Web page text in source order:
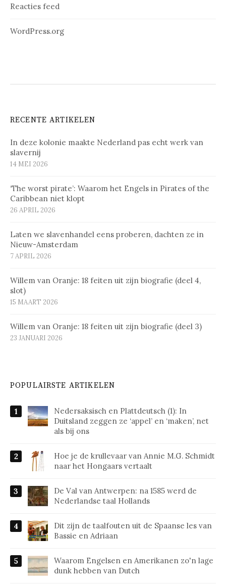
Reacties feed
WordPress.org
RECENTE ARTIKELEN
In deze kolonie maakte Nederland pas echt werk van
slavernij
14 MEI 2026
‘The worst pirate’: Waarom het Engels in Pirates of the
Caribbean niet klopt
26 APRIL 2026
Laten we slavenhandel eens proberen, dachten ze in
Nieuw-Amsterdam
7 APRIL 2026
Willem van Oranje: 18 feiten uit zijn biografie (deel 4,
slot)
15 MAART 2026
Willem van Oranje: 18 feiten uit zijn biografie (deel 3)
23 JANUARI 2026
POPULAIRSTE ARTIKELEN
Nedersaksisch en Plattdeutsch (1): In
Duitsland zeggen ze ‘appel’ en ‘maken’, net
als bij ons
Hoe je de krullevaar van Annie M.G. Schmidt
naar het Hongaars vertaalt
De Val van Antwerpen: na 1585 werd de
Nederlandse taal Hollands
Dit zijn de taalfouten uit de Spaanse les van
Bassie en Adriaan
Waarom Engelsen en Amerikanen zo'n lage
dunk hebben van Dutch